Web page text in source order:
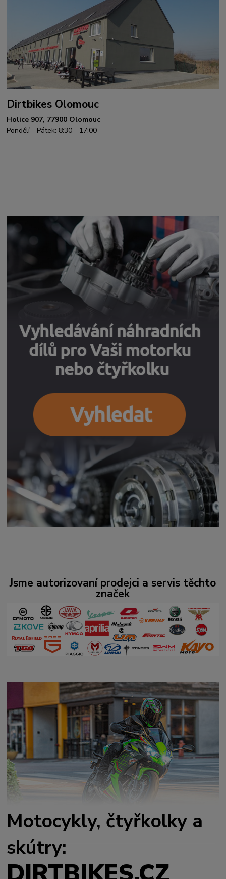
Dirtbikes Olomouc
Holice 907, 77900 Olomouc
Pondělí - Pátek: 8:30 - 17:00
Jsme autorizovaní prodejci a servis těchto
značek
Motocykly, čtyřkolky a
skútry: